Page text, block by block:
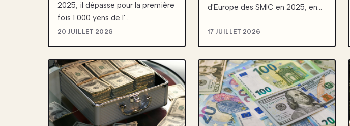
2025, il dépasse pour la première
fois 1 000 yens de l'…
20 JUILLET 2026
d'Europe des SMIC en 2025, en…
17 JUILLET 2026